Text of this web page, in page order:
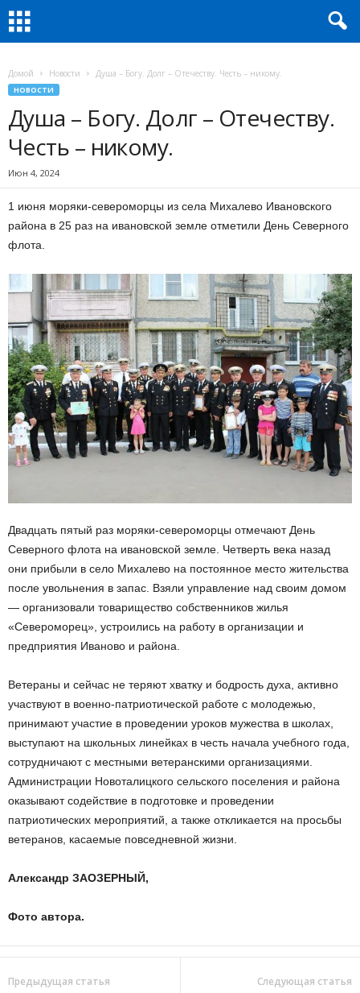
Домой Новости Душа – Богу. Долг – Отечеству. Честь – никому.
НОВОСТИ
Душа – Богу. Долг – Отечеству.
Честь – никому.
Июн 4, 2024
1 июня моряки-североморцы из села Михалево Ивановского
района в 25 раз на ивановской земле отметили День Северного
флота.
Двадцать пятый раз моряки-североморцы отмечают День
Северного флота на ивановской земле. Четверть века назад
они прибыли в село Михалево на постоянное место жительства
после увольнения в запас. Взяли управление над своим домом
— организовали товарищество собственников жилья
«Североморец», устроились на работу в организации и
предприятия Иваново и района.
Ветераны и сейчас не теряют хватку и бодрость духа, активно
участвуют в военно-патриотической работе с молодежью,
принимают участие в проведении уроков мужества в школах,
выступают на школьных линейках в честь начала учебного года,
сотрудничают с местными ветеранскими организациями.
Администрации Новоталицкого сельского поселения и района
оказывают содействие в подготовке и проведении
патриотических мероприятий, а также откликается на просьбы
ветеранов, касаемые повседневной жизни.
Александр ЗАОЗЕРНЫЙ,
Фото автора.
Предыдущая статья Следующая статья